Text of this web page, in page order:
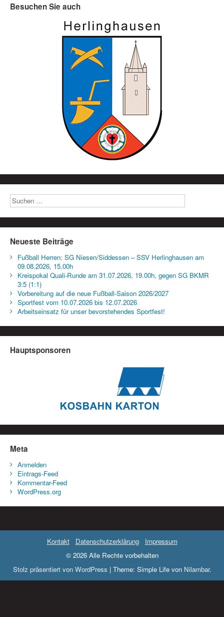
Besuchen Sie auch
Neueste Beiträge
Fußball Herren: SG Niesen/Siddessen – SSV Herlinghausen am
09.08.2026, 15.00h
Kreispokal Quali-Runde am 31.07.2026, 19.00h, gegen SG BKMR
3:5 (1:1)
Vorbereitung auf die neue Fußball-Saison 2026/2027
Sportfest vom 10.07.2026 bis 12.07.2026
Arbeitseinsatz für unser bevorstehendes Sportfest!
Hauptsponsoren
Meta
Anmelden
Eintrags-Feed
Kommentar-Feed
WordPress.org
Kontakt Datenschutzerklärung
Impressum
© 2026 Alle Rechte vorbehalten
Stolz präsentiert von WordPress | Theme: Simple Life von Nilambar.